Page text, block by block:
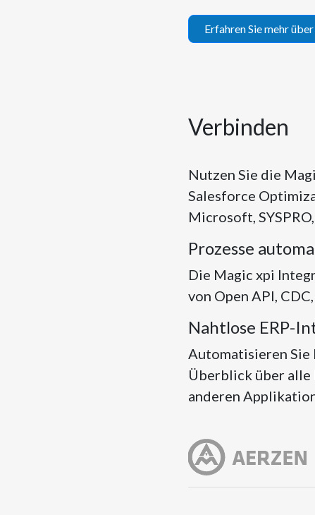
Erfahren Sie mehr
Verbinden
Nutzen Sie die
Salesforce
Microsoft,
Prozesse
Die Magic xpi
von Open API,
Nahtlose ERP-
Automatisieren Sie
Überblick über alle
anderen